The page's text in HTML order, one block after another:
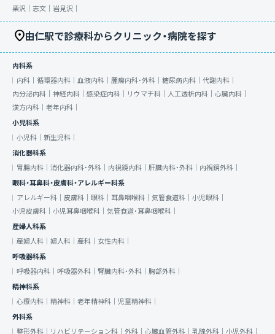
栗沢｜ 志文｜ 岩見沢｜
由仁駅で診療科からクリニック・病院を探す
内科系
内科｜ 循環器内科｜ 血液内科｜ 腫瘍内科・外科｜ 糖尿病内科｜ 代謝内科｜
内分泌内科｜ 神経内科｜ 感染症内科｜ リウマチ科｜ 人工透析内科｜ 心臓内科｜
漢方内科｜ 老年内科｜
小児科系
小児科｜ 新生児科｜
消化器科系
胃腸内科｜ 消化器内科・外科｜ 内視鏡内科｜ 肝臓内科・外科｜ 内視鏡外科｜
眼科・耳鼻科・皮膚科・アレルギー科系
アレルギー科｜ 皮膚科｜ 眼科｜ 耳鼻咽喉科｜ 気管食道科｜ 小児眼科｜
小児皮膚科｜ 小児耳鼻咽喉科｜ 気管食道・耳鼻咽喉科｜
産婦人科系
産婦人科｜ 婦人科｜ 産科｜ 女性内科｜
呼吸器科系
呼吸器内科｜ 呼吸器外科｜ 腎臓内科・外科｜ 胸部外科｜
精神科系
心療内科｜ 精神科｜ 老年精神科｜ 児童精神科｜
外科系
整形外科｜
リハビリテーション科｜ 外科｜ 心臓血管外科｜ 乳腺外科｜ 小児外科｜